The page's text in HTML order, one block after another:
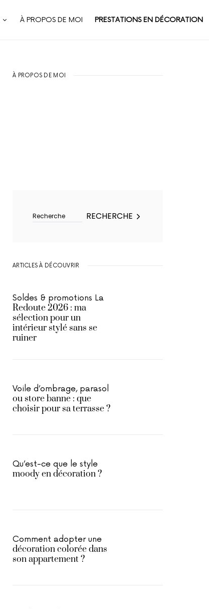
À PROPOS DE MOI PRESTATIONS EN DÉCORATION
À PROPOS DE MOI
RECHERCHE
ARTICLES À DÉCOUVRIR
Soldes & promotions La
Redoute 2026 : ma
sélection pour un
intérieur stylé sans se
ruiner
Voile d’ombrage, parasol
ou store banne : que
choisir pour sa terrasse ?
Qu’est-ce que le style
moody en décoration ?
Comment adopter une
décoration colorée dans
son appartement ?